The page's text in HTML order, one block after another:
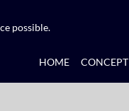
HOME CONCEPT
possible.